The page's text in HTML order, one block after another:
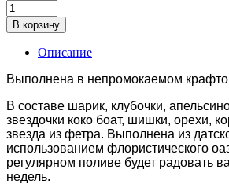
В корзину
Описание
Выполнена в непромокаемом
В составе шарик, клубочки,
звездочки коко боат, шишки, орехи,
звезда из фетра. Выполнена из
использованием флористического
регулярном поливе будет радовать
недель.